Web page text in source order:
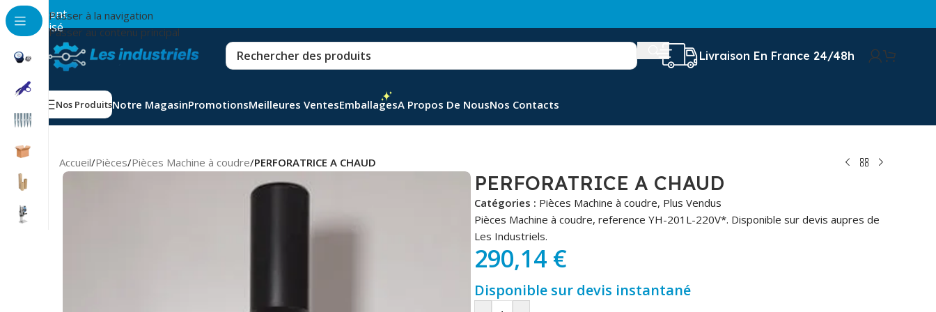
Passer à la navigation
Passer au contenu principal
Paiement
sécurisé
Livraison En France 24/48h
Nos ProduitsNotre MagasinPromotionsMeilleures VentesEmballagesA Propos De NousNos Contacts
Accueil/Pièces/Pièces Machine à coudre/PERFORATRICE A CHAUD
PERFORATRICE A CHAUD
Catégories : Pièces Machine à coudre, Plus Vendus
Pièces Machine à coudre, reference YH-201L-220V*. Disponible sur devis aupres de
Les Industriels.
290,14 €
Disponible sur devis instantané